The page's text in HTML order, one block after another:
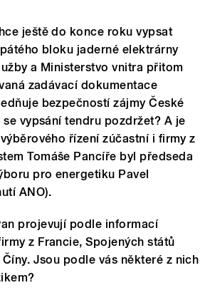
ještě do konce roku vypsat
bloku jaderné elektrárny
a Ministerstvo vnitra přitom
zadávací dokumentace
bezpečností zájmy České
vypsání tendru pozdržet? A je
řízení zúčastní i firmy z
Tomáše Pancíře byl předseda
pro energetiku Pavel
ANO).
projevují podle informací
z Francie, Spojených států
Jsou podle vás některé z nich